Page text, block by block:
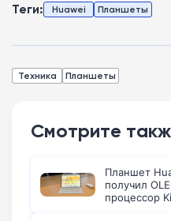
Теги: Huawei Планшеты
Техника Планшеты
Смотрите
Планшет
получил
процессор